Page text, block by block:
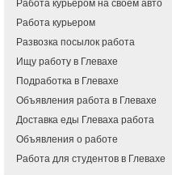
Работа курьером на своем авто
Работа курьером
Развозка посылок работа
Ищу работу в Глевахе
Подработка в Глевахе
Объявления работа в Глевахе
Доставка еды Глеваха работа
Объявления о работе
Работа для студентов в Глевахе
Херсон
Хмельницкий
Хмельник
Ирпень
Ивано-Франковск
Измаил
Кагарлык
Калуш
Каменец-Подольский